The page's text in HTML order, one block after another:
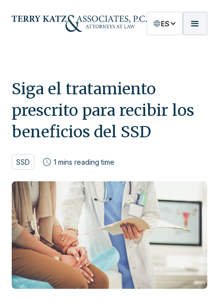
ES
Siga el tratamiento
prescrito para recibir los
beneficios del SSD
SSD 1 mins reading time